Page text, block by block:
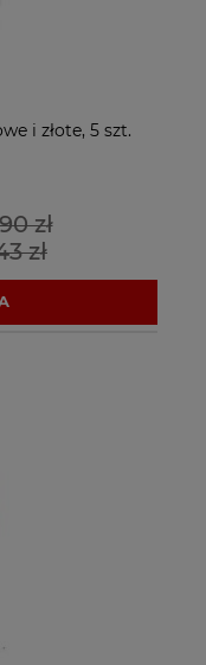
i złote, 5 szt.
zł
zł